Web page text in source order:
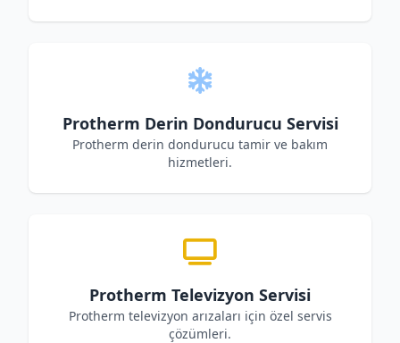
Protherm Derin Dondurucu Servisi
Protherm derin dondurucu tamir ve bakım
hizmetleri.
Protherm Televizyon Servisi
Protherm televizyon arızaları için özel servis
çözümleri.